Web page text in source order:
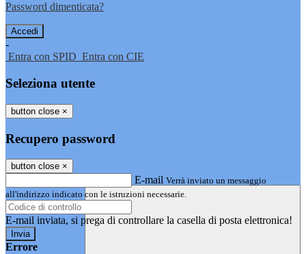
Password dimenticata?
-
Entra con SPID Entra con CIE
Seleziona utente
button close ×
Recupero password
button close ×
E-mail Verrà inviato un messaggio
all'indirizzo indicato con le istruzioni necessarie.
E-mail inviata, si prega di controllare la casella di posta elettronica!
Errore